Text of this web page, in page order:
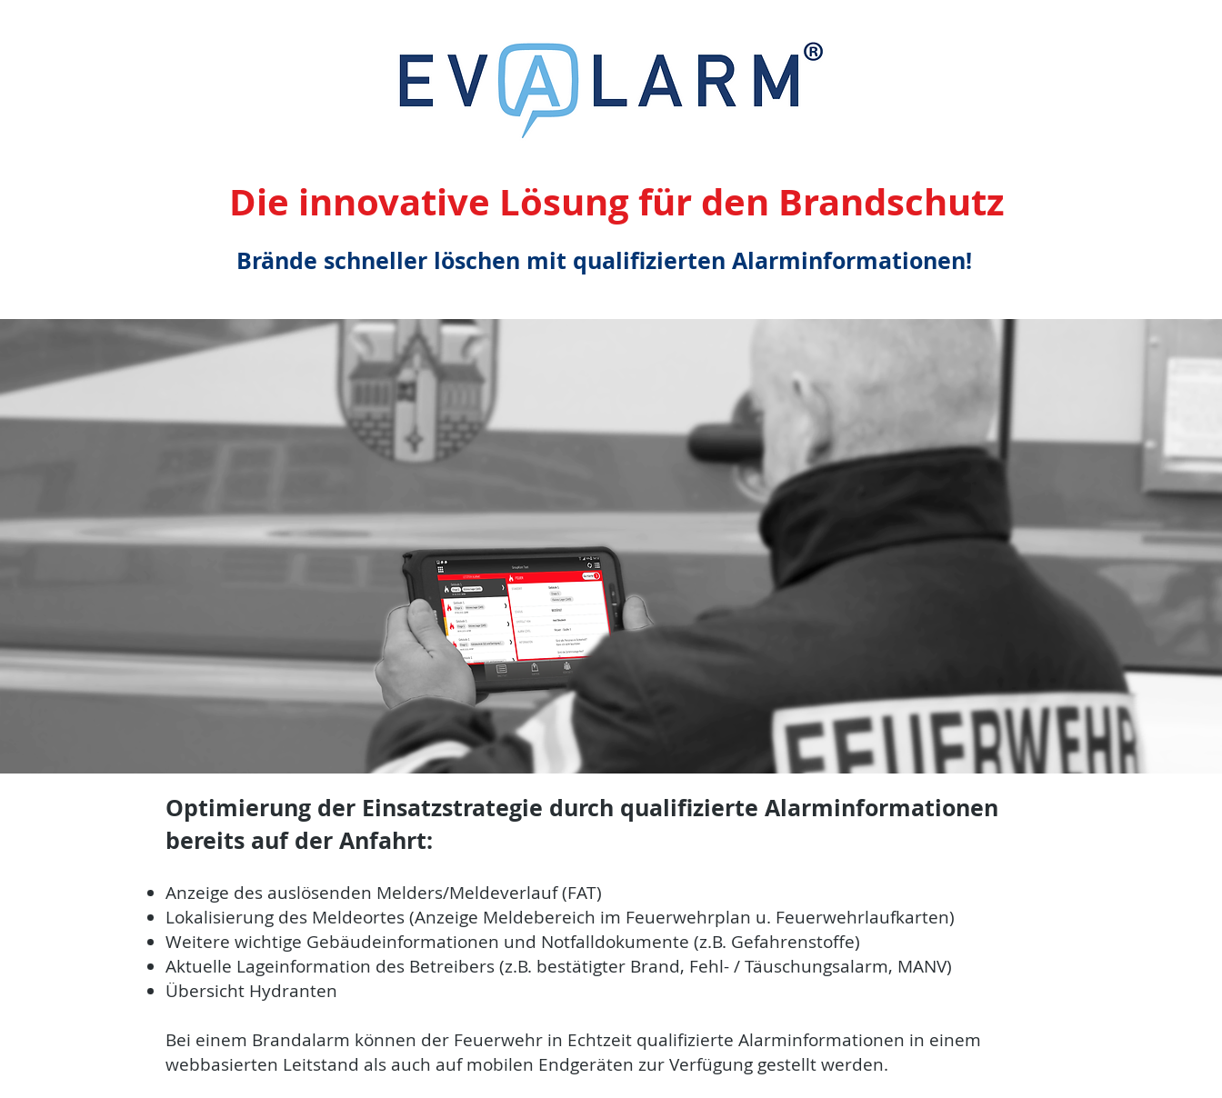
Die innovative Lösung für den Brandschutz
Brände schneller löschen mit qualifizierten Alarminformationen!
Optimierung der Einsatzstrategie durch qualifizierte Alarminformationen
bereits auf der Anfahrt:
Anzeige des auslösenden Melders/Meldeverlauf (FAT)
Lokalisierung des Meldeortes (Anzeige Meldebereich im Feuerwehrplan u. Feuerwehrlaufkarten)
Weitere wichtige Gebäudeinformationen und Notfalldokumente (z.B. Gefahrenstoffe)
Aktuelle Lageinformation des Betreibers (z.B. bestätigter Brand, Fehl- / Täuschungsalarm, MANV)
Übersicht Hydranten
Bei einem Brandalarm können der Feuerwehr in Echtzeit qualifizierte Alarminformationen in einem
webbasierten Leitstand als auch auf mobilen Endgeräten zur Verfügung gestellt werden.